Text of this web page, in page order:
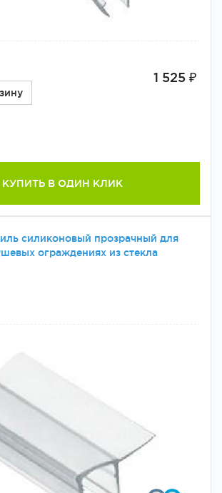
1 525 ₽
КУПИТЬ В ОДИН КЛИК
силиконовый прозрачный для
ограждениях из стекла